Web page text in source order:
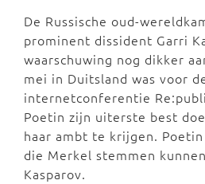
De Russische oud-
prominent dissident Garri
waarschuwing nog dikker
mei in Duitsland was voor
internetconferentie
Poetin zijn uiterste best
haar ambt te krijgen.
die Merkel stemmen
Kasparov.